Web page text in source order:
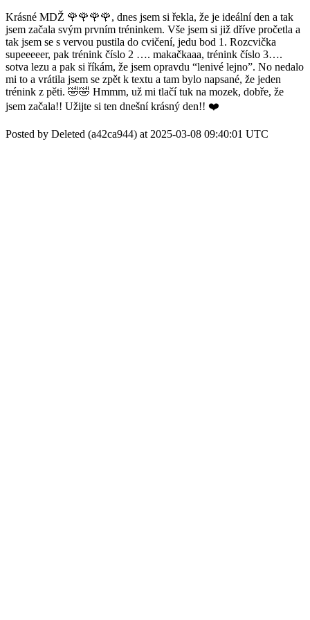
Krásné MDŽ 🌹🌹🌹🌹, dnes jsem si řekla, že je ideální den a tak
jsem začala svým prvním tréninkem. Vše jsem si již dříve pročetla a
tak jsem se s vervou pustila do cvičení, jedu bod 1. Rozcvička
supeeeeer, pak trénink číslo 2 …. makačkaaa, trénink číslo 3….
sotva lezu a pak si říkám, že jsem opravdu “lenivé lejno”. No nedalo
mi to a vrátila jsem se zpět k textu a tam bylo napsané, že jeden
trénink z pěti. 🤣🤣 Hmmm, už mi tlačí tuk na mozek, dobře, že
jsem začala!! Užijte si ten dnešní krásný den!! ❤️
Posted by Deleted (a42ca944) at 2025-03-08 09:40:01 UTC